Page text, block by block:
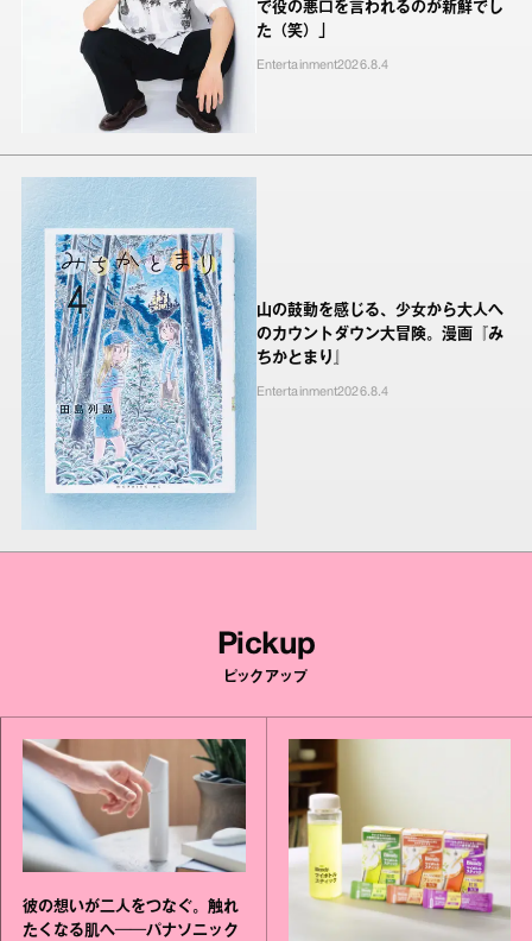
で役の悪口を言われるのが新鮮でし
た（笑）」
Entertainment2026.8.4
山の鼓動を感じる、少女から大人へ
のカウントダウン大冒険。漫画『み
ちかとまり』
Entertainment2026.8.4
Pickup
ピックアップ
彼の想いが二人をつなぐ。触れ
たくなる肌へ──パナソニック